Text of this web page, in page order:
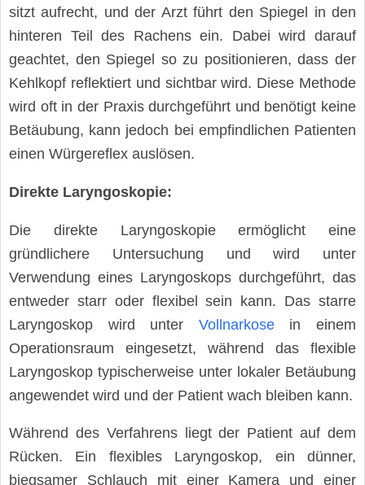
sitzt aufrecht, und der Arzt führt den Spiegel in den
hinteren Teil des Rachens ein. Dabei wird darauf
geachtet, den Spiegel so zu positionieren, dass der
Kehlkopf reflektiert und sichtbar wird. Diese Methode
wird oft in der Praxis durchgeführt und benötigt keine
Betäubung, kann jedoch bei empfindlichen Patienten
einen Würgereflex auslösen.
Direkte Laryngoskopie:
Die direkte Laryngoskopie ermöglicht eine
gründlichere Untersuchung und wird unter
Verwendung eines Laryngoskops durchgeführt, das
entweder starr oder flexibel sein kann. Das starre
Laryngoskop wird unter Vollnarkosein einem
Operationsraum eingesetzt, während das flexible
Laryngoskop typischerweise unter lokaler Betäubung
angewendet wird und der Patient wach bleiben kann.
Während des Verfahrens liegt der Patient auf dem
Rücken. Ein flexibles Laryngoskop, ein dünner,
biegsamer Schlauch mit einer Kamera und einer